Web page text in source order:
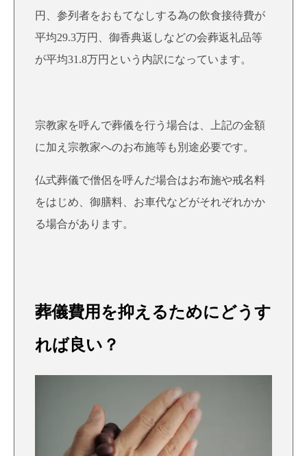
円、参列者をおもてなしする為の飲食接待費が
平均29.3万円、御香典返しなどの会葬返礼品等
が平均31.8万円という内訳になっています。
宗教家を呼んで葬儀を行う場合は、上記の金額
に加え宗教家へのお布施等も別途必要です。
仏式葬儀で僧侶を呼んだ場合はお布施や戒名料
をはじめ、御膳料、お車代などがそれぞれかか
る場合があります。
葬儀費用を抑えるためにどうす
れば良い？